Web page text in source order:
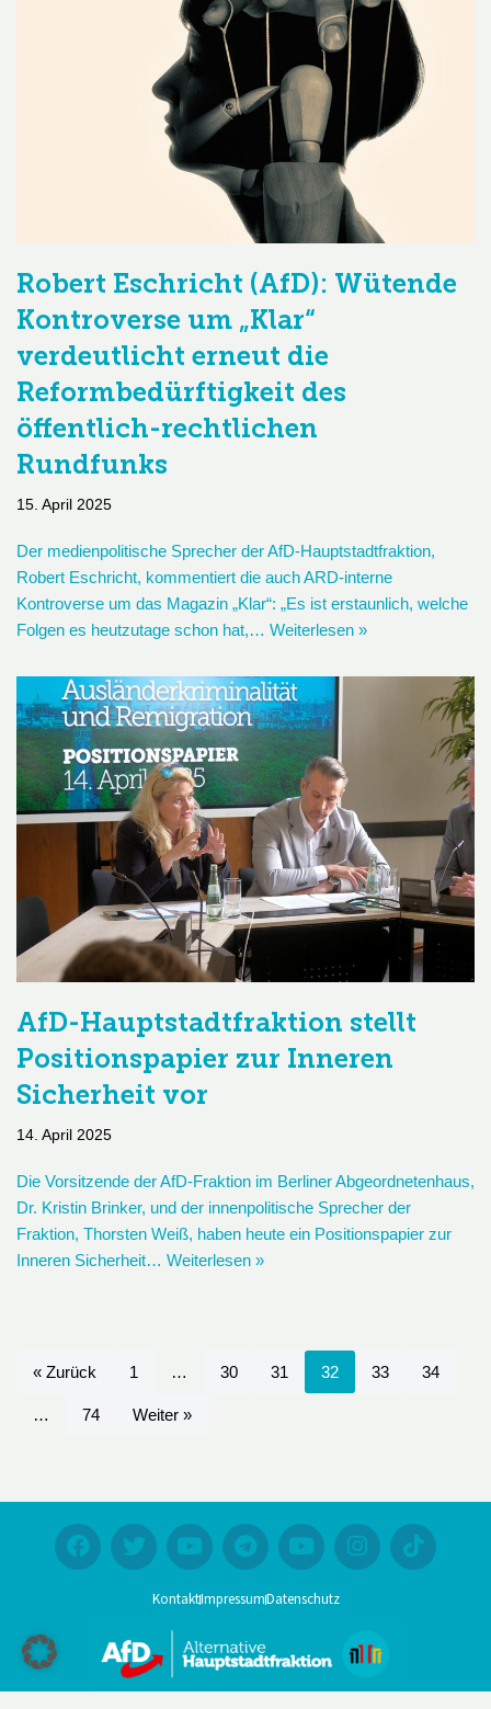
Robert Eschricht (AfD): Wütende
Kontroverse um „Klar“
verdeutlicht erneut die
Reformbedürftigkeit des
öffentlich-rechtlichen
Rundfunks
15. April 2025
Der medienpolitische Sprecher der AfD-Hauptstadtfraktion,
Robert Eschricht, kommentiert die auch ARD-interne
Kontroverse um das Magazin „Klar“: „Es ist erstaunlich, welche
Folgen es heutzutage schon hat,… Weiterlesen »
AfD-Hauptstadtfraktion stellt
Positionspapier zur Inneren
Sicherheit vor
14. April 2025
Die Vorsitzende der AfD-Fraktion im Berliner Abgeordnetenhaus,
Dr. Kristin Brinker, und der innenpolitische Sprecher der
Fraktion, Thorsten Weiß, haben heute ein Positionspapier zur
Inneren Sicherheit… Weiterlesen »
« Zurück 1 … 30 31 32 33 34
… 74 Weiter »
KontaktImpressumDatenschutz